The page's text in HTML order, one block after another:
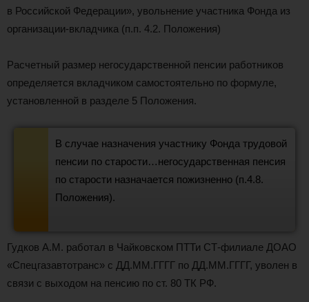
в Российской Федерации», увольнение участника Фонда из
организации-вкладчика (п.п. 4.2. Положения)
Расчетный размер негосударственной пенсии работников
определяется вкладчиком самостоятельно по формуле,
установленной в разделе 5 Положения.
В случае назначения участнику Фонда трудовой
пенсии по старости…негосударственная пенсия
по старости назначается пожизненно (п.4.8.
Положения).
Гудков А.М. работал в Чайковском ПТТи СТ-филиале ДОАО
«Спецгазавтотранс» с ДД.ММ.ГГГГ по ДД.ММ.ГГГГ, уволен в
связи с выходом на пенсию по ст. 80 ТК РФ.